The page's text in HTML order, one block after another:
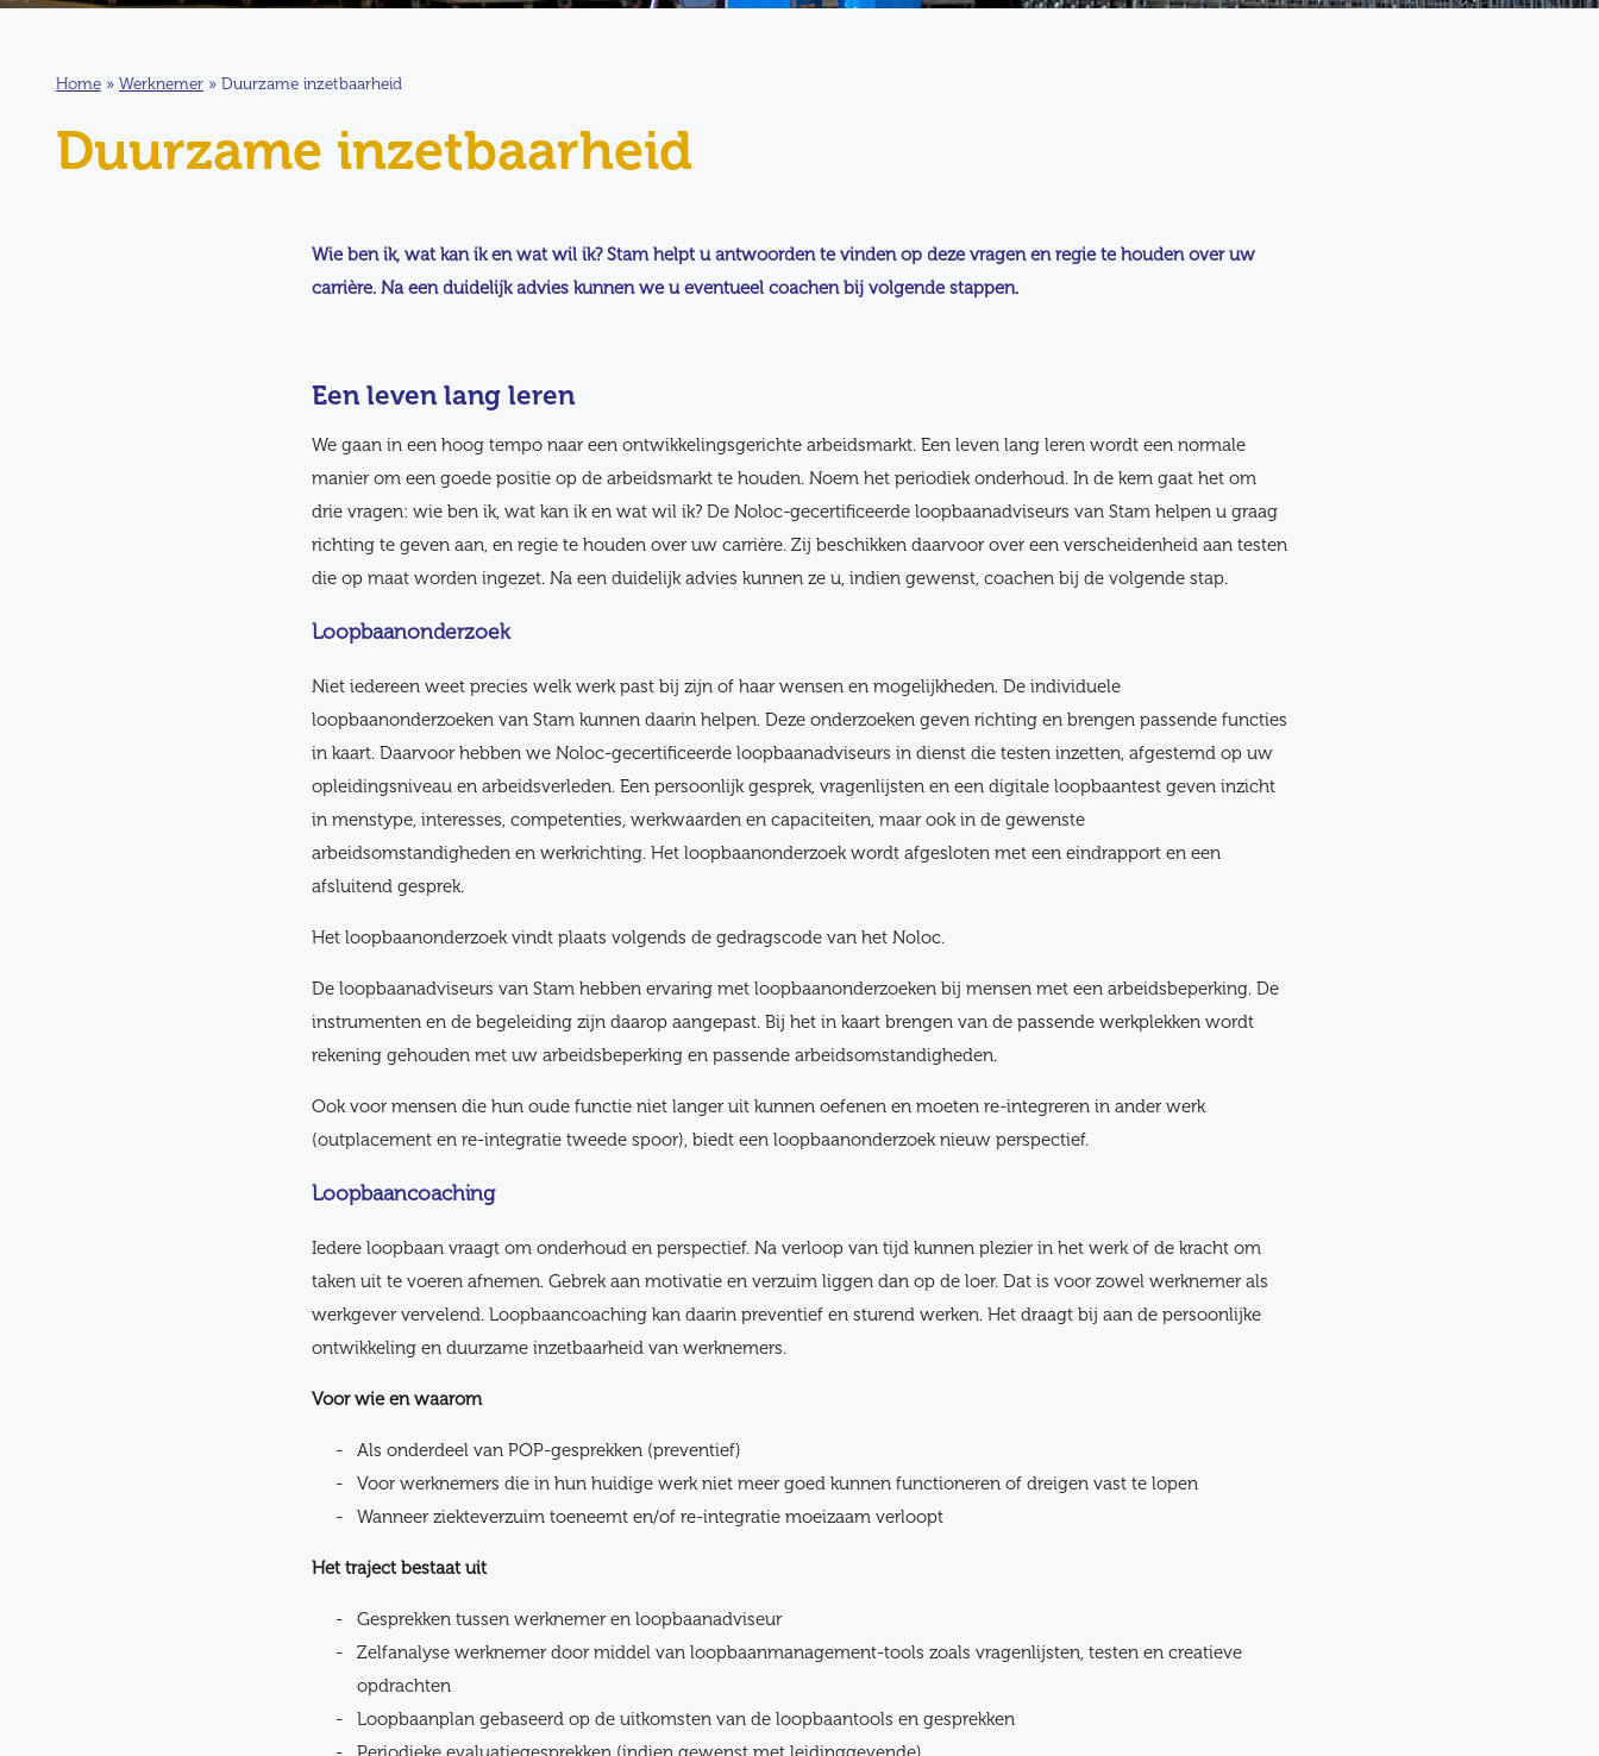
Home » Werknemer » Duurzame inzetbaarheid
Duurzame inzetbaarheid
Wie ben ik, wat kan ik en wat wil ik? Stam helpt u antwoorden te vinden op deze vragen en regie te houden over uw
carrière. Na een duidelijk advies kunnen we u eventueel coachen bij volgende stappen.
Een leven lang leren
We gaan in een hoog tempo naar een ontwikkelingsgerichte arbeidsmarkt. Een leven lang leren wordt een normale
manier om een goede positie op de arbeidsmarkt te houden. Noem het periodiek onderhoud. In de kern gaat het om
drie vragen: wie ben ik, wat kan ik en wat wil ik? De Noloc-gecertificeerde loopbaanadviseurs van Stam helpen u graag
richting te geven aan, en regie te houden over uw carrière. Zij beschikken daarvoor over een verscheidenheid aan testen
die op maat worden ingezet. Na een duidelijk advies kunnen ze u, indien gewenst, coachen bij de volgende stap.
Loopbaanonderzoek
Niet iedereen weet precies welk werk past bij zijn of haar wensen en mogelijkheden. De individuele
loopbaanonderzoeken van Stam kunnen daarin helpen. Deze onderzoeken geven richting en brengen passende functies
in kaart. Daarvoor hebben we Noloc-gecertificeerde loopbaanadviseurs in dienst die testen inzetten, afgestemd op uw
opleidingsniveau en arbeidsverleden. Een persoonlijk gesprek, vragenlijsten en een digitale loopbaantest geven inzicht
in menstype, interesses, competenties, werkwaarden en capaciteiten, maar ook in de gewenste
arbeidsomstandigheden en werkrichting. Het loopbaanonderzoek wordt afgesloten met een eindrapport en een
afsluitend gesprek.
Het loopbaanonderzoek vindt plaats volgends de gedragscode van het Noloc.
De loopbaanadviseurs van Stam hebben ervaring met loopbaanonderzoeken bij mensen met een arbeidsbeperking. De
instrumenten en de begeleiding zijn daarop aangepast. Bij het in kaart brengen van de passende werkplekken wordt
rekening gehouden met uw arbeidsbeperking en passende arbeidsomstandigheden.
Ook voor mensen die hun oude functie niet langer uit kunnen oefenen en moeten re-integreren in ander werk
(outplacement en re-integratie tweede spoor), biedt een loopbaanonderzoek nieuw perspectief.
Loopbaancoaching
Iedere loopbaan vraagt om onderhoud en perspectief. Na verloop van tijd kunnen plezier in het werk of de kracht om
taken uit te voeren afnemen. Gebrek aan motivatie en verzuim liggen dan op de loer. Dat is voor zowel werknemer als
werkgever vervelend. Loopbaancoaching kan daarin preventief en sturend werken. Het draagt bij aan de persoonlijke
ontwikkeling en duurzame inzetbaarheid van werknemers.
Voor wie en waarom
Als onderdeel van POP-gesprekken (preventief)
Voor werknemers die in hun huidige werk niet meer goed kunnen functioneren of dreigen vast te lopen
Wanneer ziekteverzuim toeneemt en/of re-integratie moeizaam verloopt
Het traject bestaat uit
Gesprekken tussen werknemer en loopbaanadviseur
Zelfanalyse werknemer door middel van loopbaanmanagement-tools zoals vragenlijsten, testen en creatieve
opdrachten
Loopbaanplan gebaseerd op de uitkomsten van de loopbaantools en gesprekken